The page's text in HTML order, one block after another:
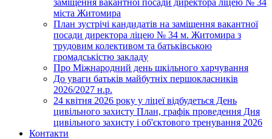
заміщення вакантної посади директора ліцею № 34
міста Житомира
План зустрічі кандидатів на заміщення вакантної
посади директора ліцею № 34 м. Житомира з
трудовим колективом та батьківською
громадськістю закладу
Про Міжнародний день шкільного харчування
До уваги батьків майбутніх першокласників
2026/2027 н.р.
24 квітня 2026 року у ліцеї відбудеться День
цивільного захисту План, графік проведення Дня
цивільного захисту і об'єктового тренування 2026
Контакти